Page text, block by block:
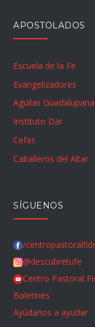
APOSTOLADOS
Escuela de la Fe
Evangelizadores
Aguilas
Instituto Dar
Cefas
Caballeros del Altar
SÍGUENOS
/
@descubretufe
Centro Pastoral
Boletines
Ayúdanos a ayudar